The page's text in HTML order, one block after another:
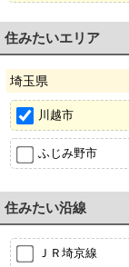
住みたいエリア
埼玉県
川越市
ふじみ野市
住みたい沿線
ＪＲ埼京線